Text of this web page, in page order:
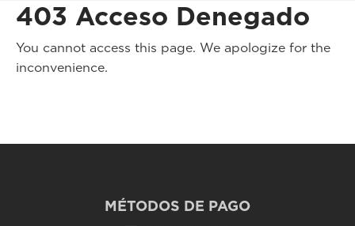
403 Acceso Denegado
You cannot access this page. We apologize for the
inconvenience.
MÉTODOS DE PAGO